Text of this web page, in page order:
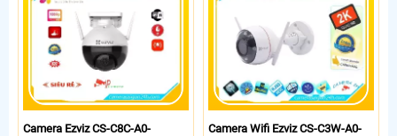
Camera Ezviz CS-C8C-A0-
Camera Wifi Ezviz CS-C3W-A0-